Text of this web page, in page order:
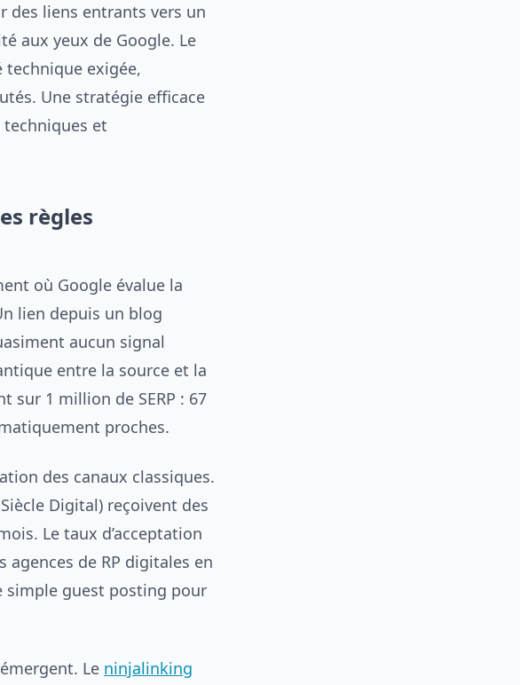
des liens entrants vers un
aux yeux de Google. Le
exigée,
Une stratégie efficace
et
règles
où Google évalue la
lien depuis un blog
aucun signal
entre la source et la
sur 1 million de SERP : 67
proches.
des canaux classiques.
Digital) reçoivent des
Le taux d’acceptation
agences de RP digitales en
simple guest posting pour
Le ninjalinking